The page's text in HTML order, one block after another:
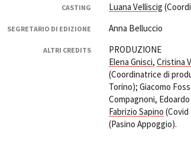
CASTING Luana Velliscig
SEGRETARIO DI EDIZIONE Anna Belluccio
ALTRI CREDITS
PRODUZIONE
Elena Gnisci, Cristina
(Coordinatrice di
Torino); Giacomo
Compagnoni,
Fabrizio Sapino
(Pasino Appoggio).